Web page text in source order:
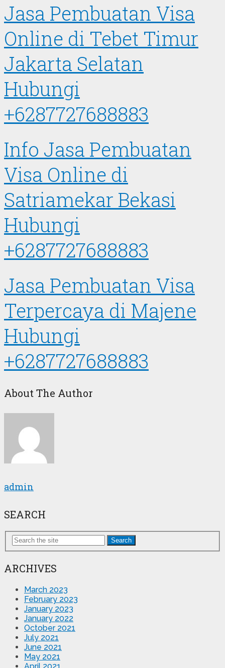
Jasa Pembuatan Visa
Online di Tebet Timur
Jakarta Selatan
Hubungi
+6287727688883
Info Jasa Pembuatan
Visa Online di
Satriamekar Bekasi
Hubungi
+6287727688883
Jasa Pembuatan Visa
Terpercaya di Majene
Hubungi
+6287727688883
About The Author
admin
SEARCH
Search
ARCHIVES
March 2023
February 2023
January 2023
January 2022
October 2021
July 2021
June 2021
May 2021